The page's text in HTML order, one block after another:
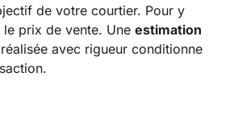
de votre courtier. Pour y
prix de vente. Une estimation
réalisée avec rigueur conditionne